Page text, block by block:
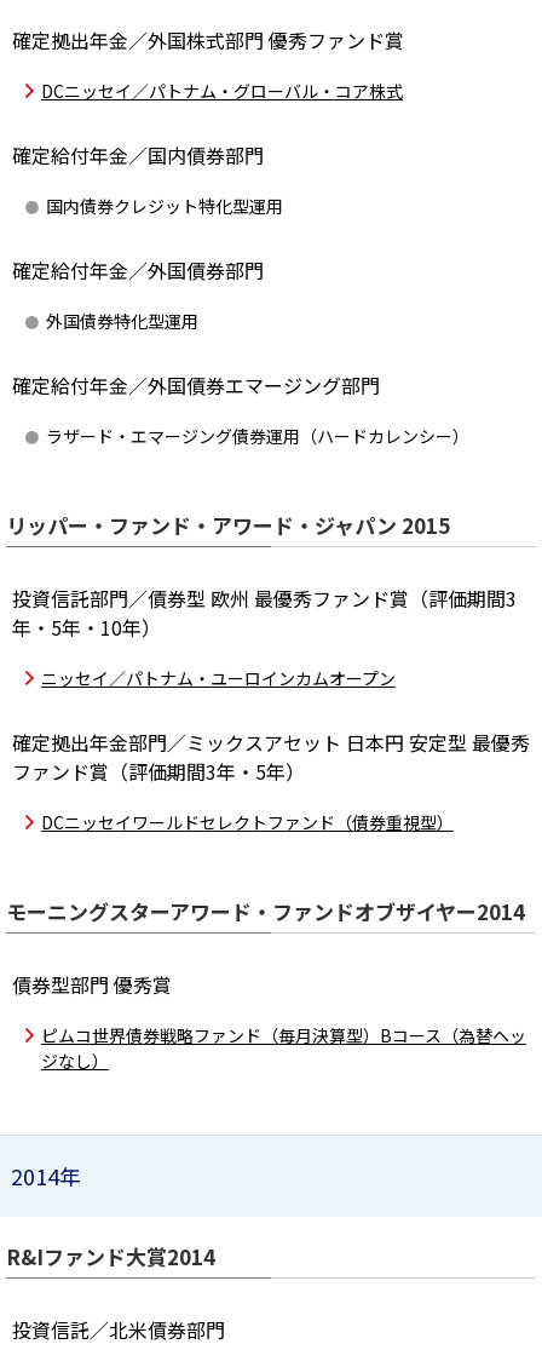
確定拠出年金／外国株式部門 優秀ファンド賞
DCニッセイ／パトナム・グローバル・コア株式
確定給付年金／国内債券部門
国内債券クレジット特化型運用
確定給付年金／外国債券部門
外国債券特化型運用
確定給付年金／外国債券エマージング部門
ラザード・エマージング債券運用（ハードカレンシー）
リッパー・ファンド・アワード・ジャパン 2015
投資信託部門／債券型 欧州 最優秀ファンド賞（評価期間3
年・5年・10年）
ニッセイ／パトナム・ユーロインカムオープン
確定拠出年金部門／ミックスアセット 日本円 安定型 最優秀
ファンド賞（評価期間3年・5年）
DCニッセイワールドセレクトファンド（債券重視型）
モーニングスターアワード・ファンドオブザイヤー2014
債券型部門 優秀賞
ピムコ世界債券戦略ファンド（毎月決算型）Bコース（為替ヘッ
ジなし）
2014年
R&Iファンド大賞2014
投資信託／北米債券部門